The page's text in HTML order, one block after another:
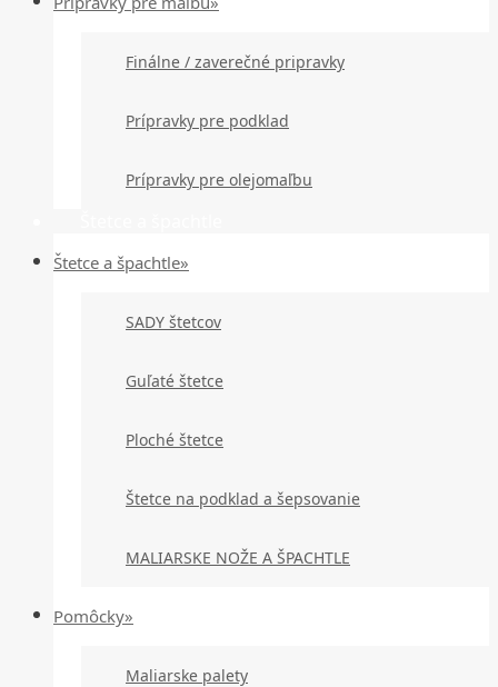
Finálne / zaverečné pripravky
Prípravky pre podklad
Prípravky pre olejomaľbu
Štetce a špachtle»
SADY štetcov
Guľaté štetce
Ploché štetce
Štetce na podklad a šepsovanie
MALIARSKE NOŽE A ŠPACHTLE
Pomôcky»
Maliarske palety